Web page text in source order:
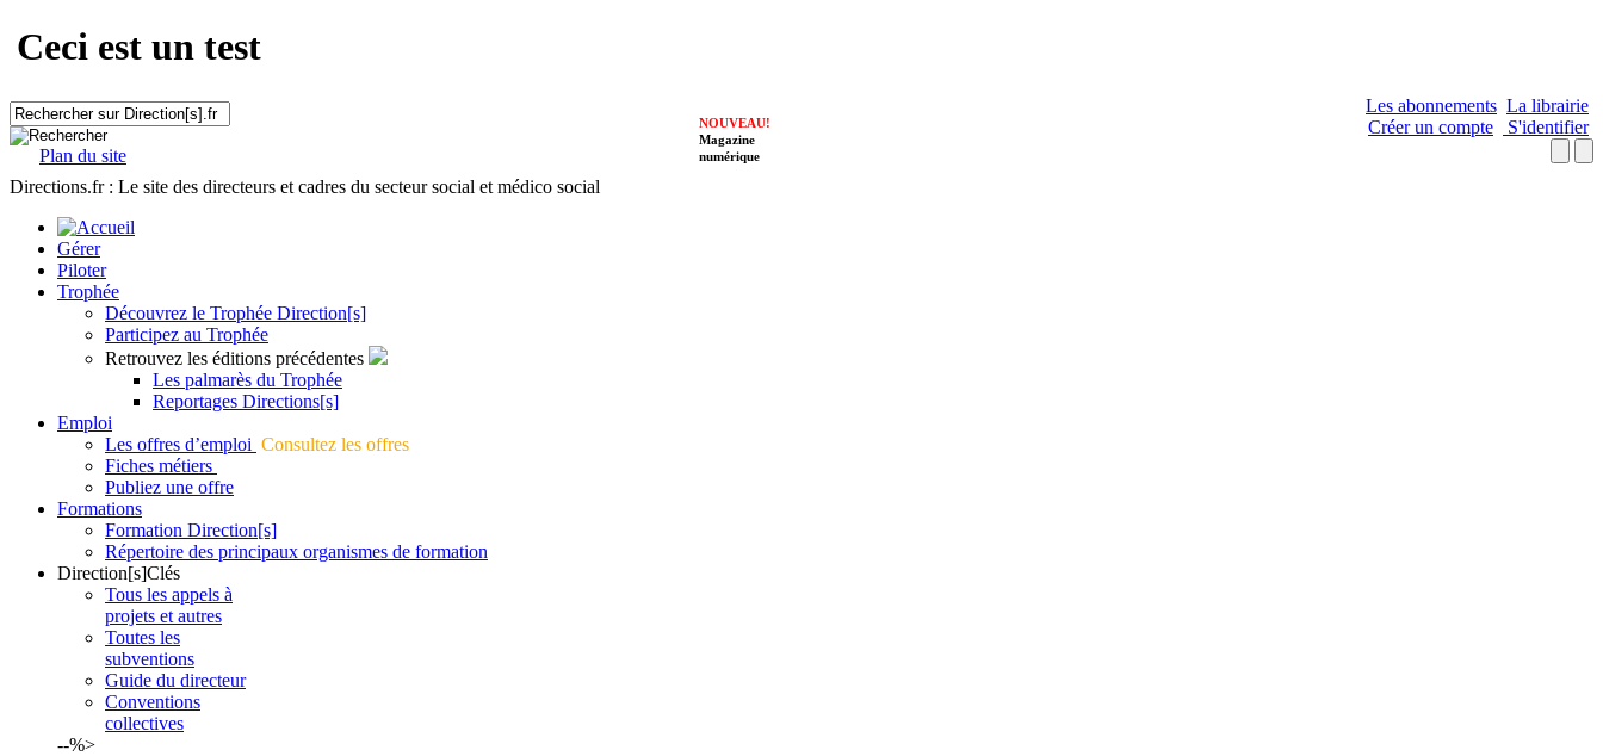
Ceci est un test
Plan du site
Les abonnements La librairie
Créer un compte
S'identifier
NOUVEAU!
Magazine
numérique
Directions.fr : Le site des directeurs et cadres du secteur social et médico social
Gérer
Piloter
Trophée
Découvrez le Trophée Direction[s]
Participez au Trophée
Retrouvez les éditions précédentes
Les palmarès du Trophée
Reportages Directions[s]
Emploi
Les offres d’emploi Consultez les offres
Fiches métiers
Publiez une offre
Formations
Formation Direction[s]
Répertoire des principaux organismes de formation
Direction[s]Clés
Tous les appels à
projets et autres
Toutes les
subventions
Guide du directeur
Conventions
collectives
--%>